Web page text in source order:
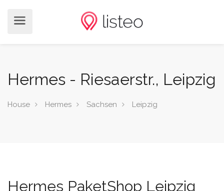
Hermes - Riesaerstr., Leipzig
House Hermes Sachsen Leipzig
Hermes PaketShop Leipzig